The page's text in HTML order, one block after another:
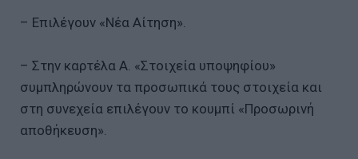
– Επιλέγουν «Νέα Αίτηση».
– Στην καρτέλα Α. «Στοιχεία υποψηφίου»
συμπληρώνουν τα προσωπικά τους στοιχεία και
στη συνεχεία επιλέγουν το κουμπί «Προσωρινή
αποθήκευση».